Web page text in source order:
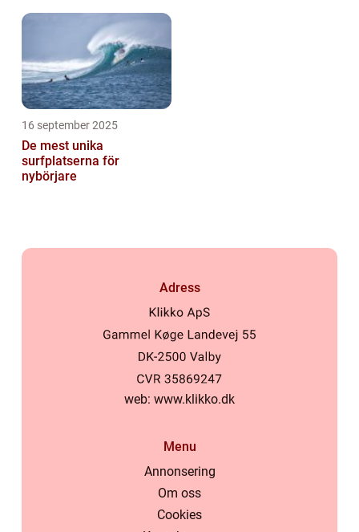
16 september 2025
De mest unika
surfplatserna för
nybörjare
Adress
web: www.klikko.dk
Menu
Annonsering
Om oss
Cookies